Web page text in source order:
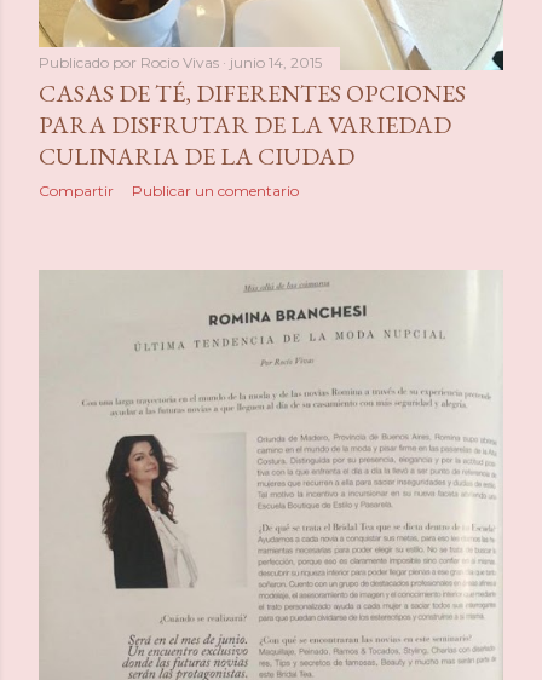
Publicado por Rocio Vivas junio 14, 2015
CASAS DE TÉ, DIFERENTES OPCIONES
PARA DISFRUTAR DE LA VARIEDAD
CULINARIA DE LA CIUDAD
Compartir Publicar un comentario